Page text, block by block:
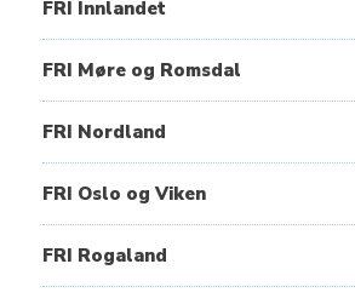
FRI Innlandet
FRI Møre og Romsdal
FRI Nordland
FRI Oslo og Viken
FRI Rogaland